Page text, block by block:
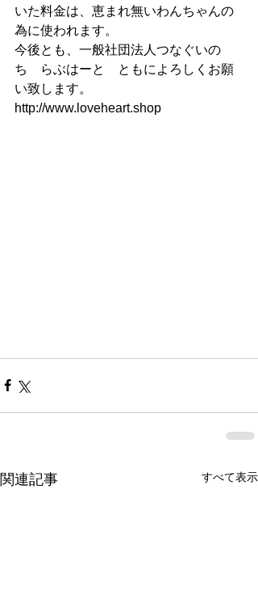
いた料金は、恵まれ無いわんちゃんの
為に使われます。
今後とも、一般社団法人つなぐいの
ち　らぶはーと　ともによろしくお願
い致します。
http://www.loveheart.shop
関連記事 すべて表示